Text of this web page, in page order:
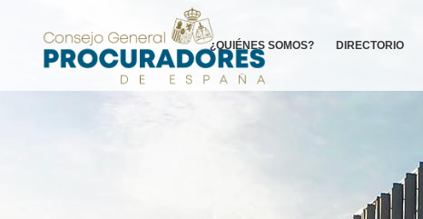
¿QUIÉNES SOMOS? DIRECTORIO